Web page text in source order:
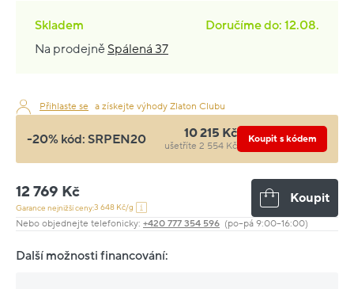
Skladem
Doručíme do: 12.08.
Na prodejně Spálená 37
Přihlaste se a získejte výhody Zlaton Clubu
-20% kód: SRPEN20 10 215 Kč
ušetříte 2 554 Kč
Koupit s kódem
12 769 Kč
Garance nejnižší ceny:3 648 Kč/g
Koupit
Nebo objednejte telefonicky: +420 777 354 596 (po–pá 9:00–16:00)
Další možnosti financování: